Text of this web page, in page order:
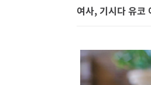
여사, 기시다 유코